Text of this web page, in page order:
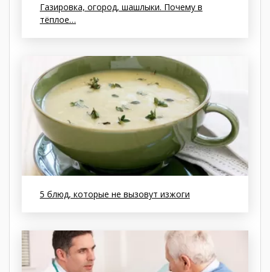
Газировка, огород, шашлыки. Почему в
тёплое…
5 блюд, которые не вызовут изжоги